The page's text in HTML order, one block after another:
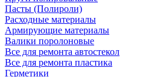
Пасты (Полироли)
Расходные материалы
Армирующие материалы
Валики поролоновые
Все для ремонта автостекол
Все для ремонта пластика
Герметики